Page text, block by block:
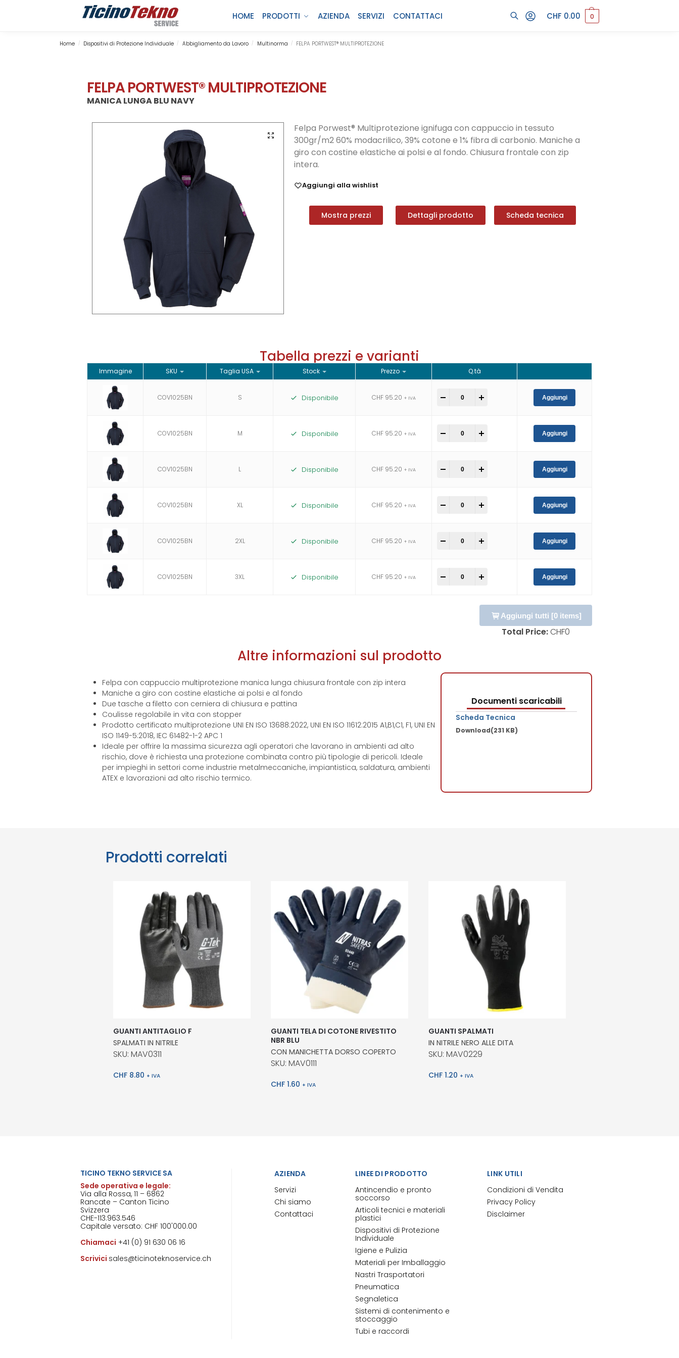
HOME PRODOTTI AZIENDA SERVIZI CONTATTACI CHF 0.00 0
Home / Dispositivi di Protezione Individuale / Abbigliamento da Lavoro / Multinorma / FELPA PORTWEST® MULTIPROTEZIONE
FELPA PORTWEST® MULTIPROTEZIONE
MANICA LUNGA BLU NAVY
Felpa Porwest® Multiprotezione ignifuga con cappuccio in tessuto
300gr/m2 60% modacrilico, 39% cotone e 1% fibra di carbonio. Maniche a
giro con costine elastiche ai polsi e al fondo. Chiusura frontale con zip
intera.
Aggiungi alla wishlist
Mostra prezzi Dettagli prodotto Scheda tecnica
Tabella prezzi e varianti
Immagine SKU Taglia USA Stock Prezzo Q.tà
COV1025BN S Disponibile CHF95.20 + IVA Aggiungi
COV1025BN M Disponibile CHF95.20 + IVA Aggiungi
COV1025BN L Disponibile CHF95.20 + IVA Aggiungi
COV1025BN XL Disponibile CHF95.20 + IVA Aggiungi
COV1025BN 2XL Disponibile CHF95.20 + IVA Aggiungi
COV1025BN 3XL Disponibile CHF95.20 + IVA Aggiungi
Aggiungi tutti [0items]
Total Price:CHF0
Altre informazioni sul prodotto
Felpa con cappuccio multiprotezione manica lunga chiusura frontale con zip intera
Maniche a giro con costine elastiche ai polsi e al fondo
Due tasche a filetto con cerniera di chiusura e pattina
Coulisse regolabile in vita con stopper
Prodotto certificato multiprotezione UNI EN ISO 13688:2022, UNI EN ISO 11612:2015 A1,B1,C1, F1, UNI EN
ISO 1149-5:2018, IEC 61482-1-2 APC 1
Ideale per offrire la massima sicurezza agli operatori che lavorano in ambienti ad alto
rischio, dove è richiesta una protezione combinata contro più tipologie di pericoli. Ideale
per impieghi in settori come industrie metalmeccaniche, impiantistica, saldatura, ambienti
ATEX e lavorazioni ad alto rischio termico.
Documenti scaricabili
Scheda Tecnica
Download(231 KB)
Prodotti correlati
GUANTI ANTITAGLIO F
SPALMATI IN NITRILE
SKU: MAV0311
CHF8.80 + IVA
GUANTI TELA DI COTONE RIVESTITO
NBR BLU
CON MANICHETTA DORSO COPERTO
SKU: MAV0111
CHF1.60 + IVA
GUANTI SPALMATI
IN NITRILE NERO ALLE DITA
SKU: MAV0229
CHF 1.20 + IVA
TICINO TEKNO SERVICE SA
Sede operativa e legale:
Via alla Rossa, 11 – 6862
Rancate – Canton Ticino
Svizzera
CHE-113.963.546
Capitale versato: CHF 100'000.00
Chiamaci +41 (0) 91 630 06 16
Scrivici sales@ticinoteknoservice.ch
AZIENDA
Servizi
Chi siamo
Contattaci
LINEE DI PRODOTTO
Antincendio e pronto
soccorso
Articoli tecnici e materiali
plastici
Dispositivi di Protezione
Individuale
Igiene e Pulizia
Materiali per Imballaggio
Nastri Trasportatori
Pneumatica
Segnaletica
Sistemi di contenimento e
stoccaggio
Tubi e raccordi
LINK UTILI
Condizioni di Vendita
Privacy Policy
Disclaimer